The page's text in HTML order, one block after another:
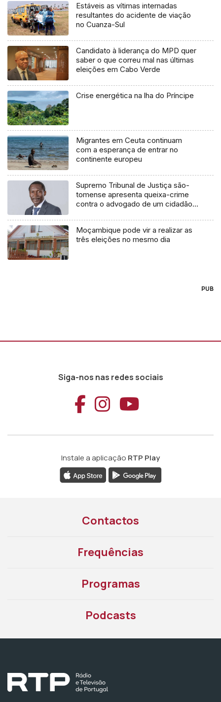
Estáveis as vítimas internadas
resultantes do acidente de viação
no Cuanza-Sul
Candidato à liderança do MPD quer
saber o que correu mal nas últimas
eleições em Cabo Verde
Crise energética na lha do Príncipe
Migrantes em Ceuta continuam
com a esperança de entrar no
continente europeu
Supremo Tribunal de Justiça são-
tomense apresenta queixa-crime
contra o advogado de um cidadão
Moçambique pode vir a realizar as
três eleições no mesmo dia
PUB
Siga-nos nas redes sociais
Aceder ao
Aceder ao
Aceder
Instale a aplicação RTP Play
Contactos
Frequências
Programas
Podcasts